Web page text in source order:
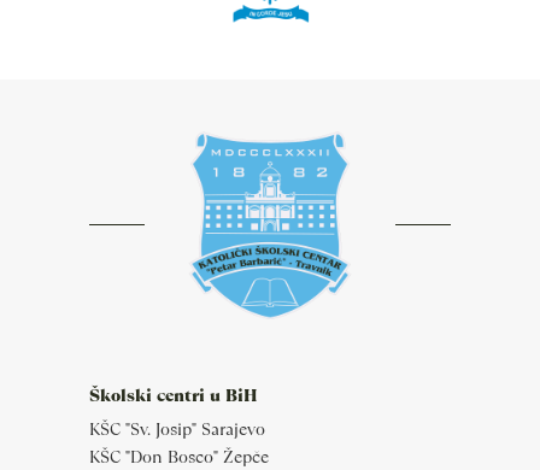
Školski centri u BiH
KŠC "Sv. Josip" Sarajevo
KŠC "Don Bosco" Žepče